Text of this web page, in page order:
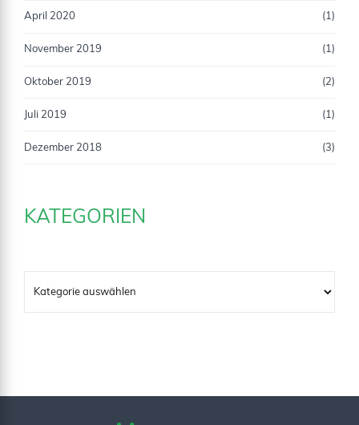
April 2020 (1)
November 2019 (1)
Oktober 2019 (2)
Juli 2019 (1)
Dezember 2018 (3)
KATEGORIEN